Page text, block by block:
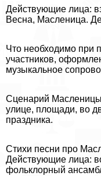
Действующие лица:
Весна, Масленица.
Что необходимо при
участников,
музыкальное
Сценарий
улице, площади, во
праздника.
Стихи песни про
Действующие лица:
фольклорный